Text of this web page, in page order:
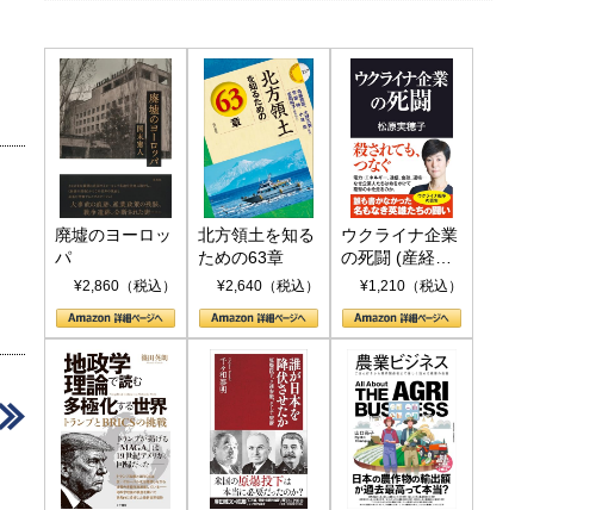
＞
廃墟のヨーロッ
パ
¥2,860（税込）
北方領土を知る
ための63章
¥2,640（税込）
ウクライナ企業
の死闘 (産経セ
レクト S 039)
¥1,210（税込）